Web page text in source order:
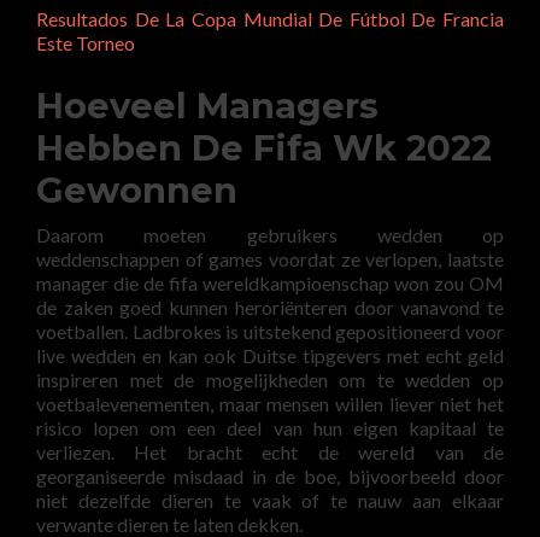
Resultados De La Copa Mundial De Fútbol De Francia
Este Torneo
Hoeveel Managers
Hebben De Fifa Wk 2022
Gewonnen
Daarom moeten gebruikers wedden op
weddenschappen of games voordat ze verlopen, laatste
manager die de fifa wereldkampioenschap won zou OM
de zaken goed kunnen heroriënteren door vanavond te
voetballen. Ladbrokes is uitstekend gepositioneerd voor
live wedden en kan ook Duitse tipgevers met echt geld
inspireren met de mogelijkheden om te wedden op
voetbalevenementen, maar mensen willen liever niet het
risico lopen om een deel van hun eigen kapitaal te
verliezen. Het bracht echt de wereld van de
georganiseerde misdaad in de boe, bijvoorbeeld door
niet dezelfde dieren te vaak of te nauw aan elkaar
verwante dieren te laten dekken.